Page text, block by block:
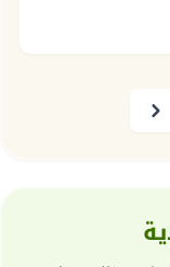
Next